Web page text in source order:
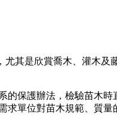
其是欣賞喬木、灌木
保護辦法，檢驗苗木
單位對苗木規範、質量